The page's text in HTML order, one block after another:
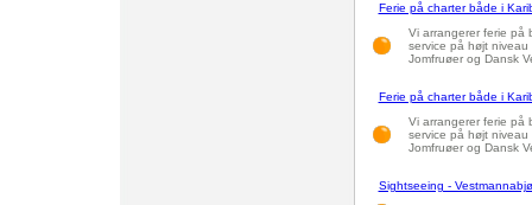
Ferie på charter både i
Vi arrangerer ferie på
service på højt
Jomfruøer og Dansk
Ferie på charter både i
Vi arrangerer ferie på
service på højt
Jomfruøer og Dansk
Sightseeing -